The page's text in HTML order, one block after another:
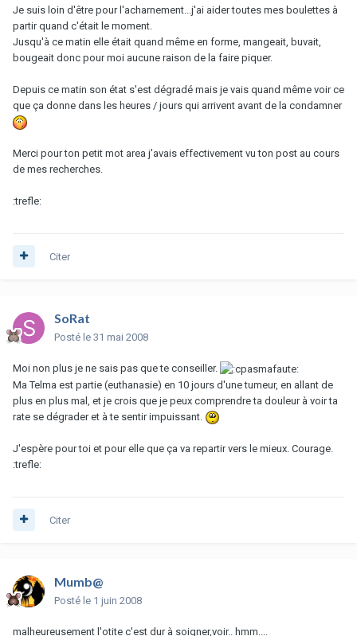
Je suis loin d'être pour l'acharnement...j'ai aider toutes mes boulettes à
partir quand c'était le moment.
Jusqu'à ce matin elle était quand même en forme, mangeait, buvait,
bougeait donc pour moi aucune raison de la faire piquer.
Depuis ce matin son état s'est dégradé mais je vais quand même voir ce
que ça donne dans les heures / jours qui arrivent avant de la condamner
Merci pour ton petit mot area j'avais effectivement vu ton post au cours
de mes recherches.
:trefle:
Citer
SoRat
Posté le 31 mai 2008
Moi non plus je ne sais pas que te conseiller.
Ma Telma est partie (euthanasie) en 10 jours d'une tumeur, en allant de
plus en plus mal, et je crois que je peux comprendre ta douleur à voir ta
rate se dégrader et à te sentir impuissant.
J'espère pour toi et pour elle que ça va repartir vers le mieux. Courage.
:trefle:
Citer
Mumb@
Posté le 1 juin 2008
malheureusement l'otite c'est dur à soigner,voir.. hmm....